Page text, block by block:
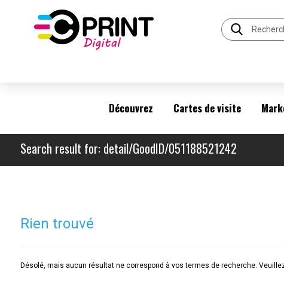
Découvrez Cartes de visite
Search result for: detail/GoodID/051188521242
Rien trouvé
Désolé, mais aucun résultat ne correspond à vos termes de recherche.